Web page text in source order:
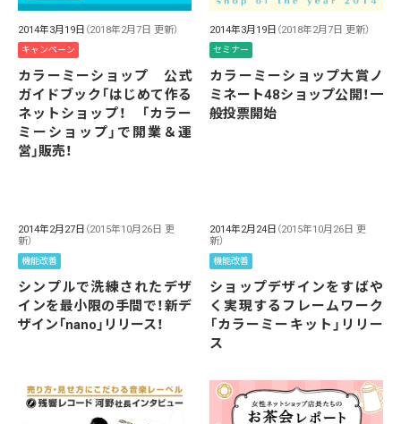
2014年3月19日 （2018年2月7日 更新）
キャンペーン
カラーミーショップ 公式
ガイドブック「はじめて作る
ネットショップ！ 「カラー
ミーショップ」で開業＆運
営」販売！
2014年3月19日 （2018年2月7日 更新）
セミナー
カラーミーショップ大賞ノ
ミネート48ショップ公開！一
般投票開始
2014年2月27日 （2015年10月26日 更
新）
機能改善
シンプルで洗練されたデザ
インを最小限の手間で！新デ
ザイン「nano」リリース！
2014年2月24日 （2015年10月26日 更
新）
機能改善
ショップデザインをすばや
く実現するフレームワーク
「カラーミーキット」リリー
ス